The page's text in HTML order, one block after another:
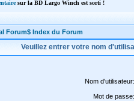
sur la BD Largo Winch est sorti !
Forum$ Index du Forum
Veuillez entrer votre nom
Nom d'utilisateur:
Mot de passe: